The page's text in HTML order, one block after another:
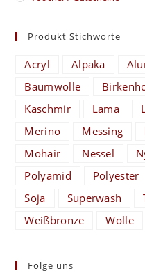
Produkt Stichworte
Acryl Alpaka
Baumwolle
Kaschmir
Lama
Merino
Messing
Mohair
Nessel
Polyamid
Polyester
Soja
Superwash
Weißbronze
Wolle
Folge uns